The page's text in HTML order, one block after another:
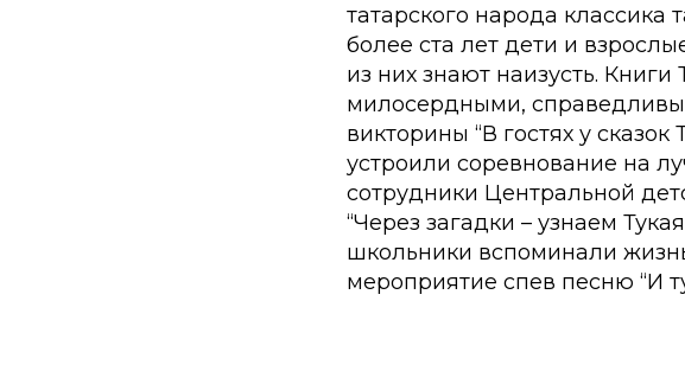
татарского народа классика
более ста лет дети и
из них знают наизусть.
милосердными,
викторины “В гостях у
устроили соревнование на
сотрудники Центральной
“Через загадки – узнаем
школьники вспоминали
мероприятие спев песню “И